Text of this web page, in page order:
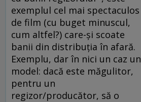
exemplul cel mai spectaculos
de film (cu buget minuscul,
cum altfel?) care-şi scoate
banii din distribuţia în afară.
Exemplu, dar în nici un caz un
model: dacă este măgulitor,
pentru un
regizor/producător, să o